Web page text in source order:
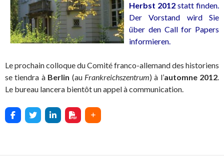
Herbst 2012 statt finden.
Der Vorstand wird Sie
über den Call for Papers
informieren.
Le prochain colloque du Comité franco-allemand des historiens
se tiendra à Berlin (au Frankreichszentrum) à l’automne 2012.
Le bureau lancera bientôt un appel à communication.